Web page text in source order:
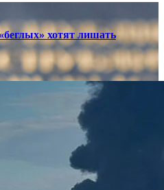
хотят лишать